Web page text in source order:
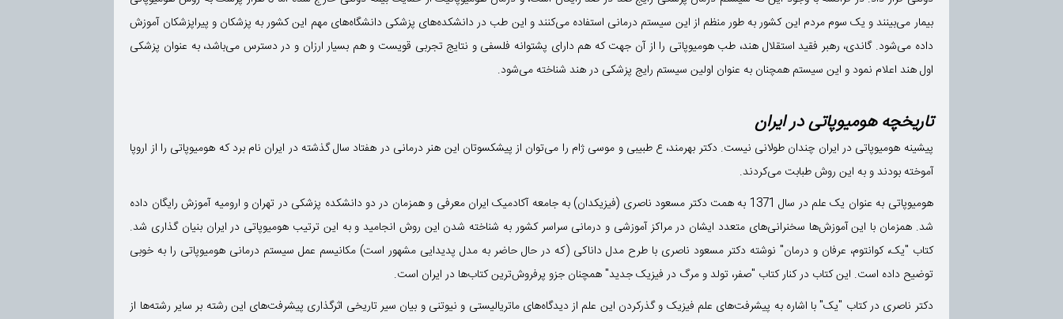
بیمار می‌بینند و یک سوم مردم این کشور به طور منظم از این سیستم درمانی استفاده می‌کنند و این طب در دانشکده‌های پزشکی دانشگاه‌های مهم این کشور به پزشکان و پیراپزشکان آموزش
داده می‌شود. گاندی، رهبر فقید استقلال هند، طب هومیوپاتی را از آن جهت که هم دارای پشتوانه فلسفی و نتایج تجربی قویست و هم بسیار ارزان و در دسترس می‌باشد، به عنوان پزشکی
اول هند اعلام نمود و این سیستم همچنان به عنوان اولین سیستم رایج پزشکی در هند شناخته می‌شود.
تاریخچه هومیوپاتی در ایران
پیشینه هومیوپاتی در ایران چندان طولانی نیست. دکتر بهرمند، ع طبیبی و موسی ژام را می‌توان از پیشکسوتان این هنر درمانی در هفتاد سال گذشته در ایران نام برد که هومیوپاتی را از اروپا
آموخته بودند و به این روش طبابت می‌کردند.
هومیوپاتی به عنوان یک علم در سال 1371 به همت دکتر مسعود ناصری (فیزیکدان) به جامعه آکادمیک ایران معرفی و همزمان در دو دانشکده پزشکی در تهران و ارومیه آموزش رایگان داده
شد. همزمان با این آموزش‌ها سخنرانی‌های متعدد ایشان در مراکز آموزشی و درمانی سراسر کشور به شناخته شدن این روش انجامید و به این ترتیب هومیوپاتی در ایران بنیان گذاری شد.
کتاب "یک، کوانتوم، عرفان و درمان" نوشته دکتر مسعود ناصری با طرح مدل داناکی (که در حال حاضر به مدل پدیدایی مشهور است) مکانیسم عمل سیستم درمانی هومیوپاتی را به خوبی
توضیح داده است. این کتاب در کنار کتاب "صفر، تولد و مرگ در فیزیک جدید" همچنان جزو پرفروش‌ترین کتاب‌ها در ایران است.
دکتر ناصری در کتاب "یک" با اشاره به پیشرفت‌های علم فیزیک و گذرکردن این علم از دیدگاه‌های ماتریالیستی و نیوتنی و بیان سیر تاریخی اثرگذاری پیشرفت‌های این رشته بر سایر رشته‌ها از